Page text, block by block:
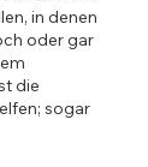
in denen
oder gar
die
sogar